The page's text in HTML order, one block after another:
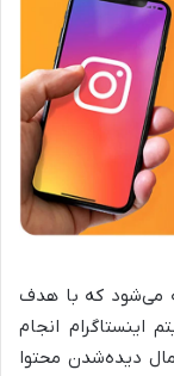
می‌شود که با هدف
اینستاگرام انجام
دیده‌شدن محتوا